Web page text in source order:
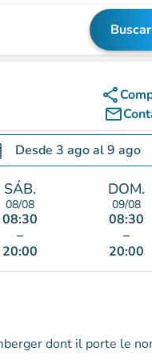
Buscar
share
mail_outline
Desde 3 agoal9 ago
el calendario para
SÁB.
08/08
08:30
–
20:00
DOM.
09/08
08:30
–
20:00
dont il porte le